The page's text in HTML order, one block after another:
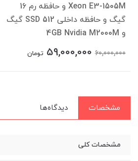
Xeon E3-1505M و حافظه رم 16
گیگ و حافظه داخلی SSD 512 گیگ
و 4GB Nvidia M2000M
60,000,000
59,000,000 تومان
مشخصات دیدگاه‌ها
مشخصات کلی